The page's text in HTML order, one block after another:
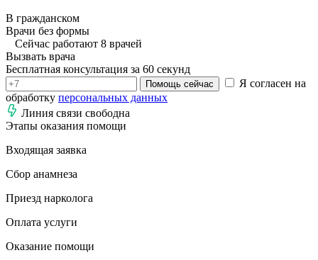
В гражданском
Врачи без формы
Сейчас работают 8 врачей
Вызвать врача
Бесплатная консультация за 60 секунд
Помощь сейчас
Я согласен на
обработку персональных данных
Линия связи свободна
Этапы оказания помощи
Входящая заявка
Сбор анамнеза
Приезд нарколога
Оплата услуги
Оказание помощи